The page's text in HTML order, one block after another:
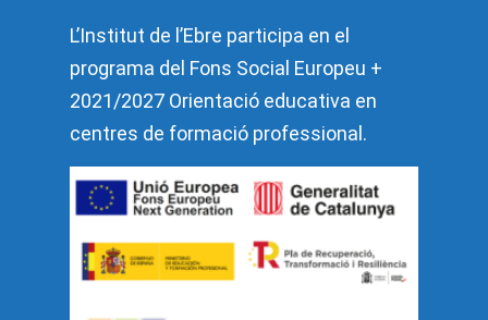
L’Institut de l’Ebre participa en el
programa del Fons Social Europeu +
2021/2027 Orientació educativa en
centres de formació professional.